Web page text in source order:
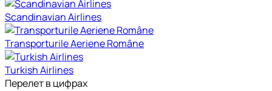
Scandinavian Airlines
Transporturile Aeriene Române
Turkish Airlines
Перелет в цифрах